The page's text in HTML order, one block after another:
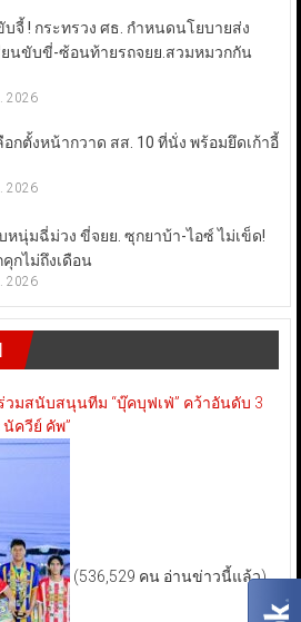
บจี้ ! กระทรวง ศธ. กำหนดนโยบายส่ง
ยนขับขี่-ซ้อนท้ายรถจยย.สวมหมวกกัน
2026
อกตั้งหน้ากวาด สส. 10 ที่นั่ง พร้อมยึดเก้าอี้
2026
หนุ่มฉี่ม่วง ขี่จยย. ซุกยาบ้า-ไอซ์ ไม่เข็ด!
คุกไม่ถึงเดือน
2026
วมสนับสนุนทีม “บุ๊คบุฟเฟ่” คว้าอันดับ 3
ควีย์ คัพ”
(536,529 คน อ่านข่าวนี้แล้ว)